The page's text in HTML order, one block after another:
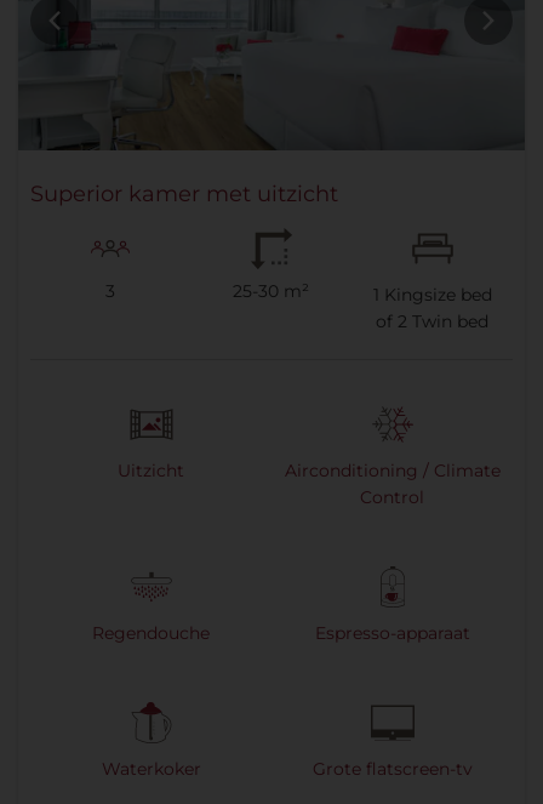
Superior kamer met uitzicht
3 25-30 m² 1 Kingsize bed
of 2 Twin bed
Uitzicht
Airconditioning / Climate
Control
Regendouche Espresso-apparaat
Waterkoker Grote flatscreen-tv